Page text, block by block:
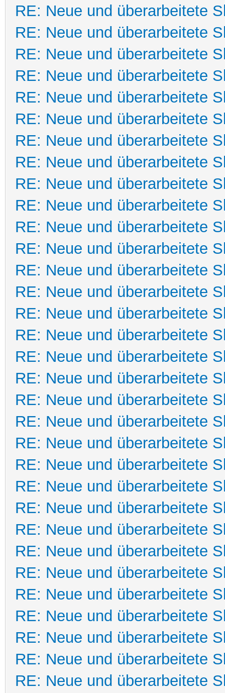
RE: Neue und überarbeitete
RE: Neue und überarbeitete
RE: Neue und überarbeitete
RE: Neue und überarbeitete
RE: Neue und überarbeitete
RE: Neue und überarbeitete
RE: Neue und überarbeitete
RE: Neue und überarbeitete
RE: Neue und überarbeitete
RE: Neue und überarbeitete
RE: Neue und überarbeitete
RE: Neue und überarbeitete
RE: Neue und überarbeitete
RE: Neue und überarbeitete
RE: Neue und überarbeitete
RE: Neue und überarbeitete
RE: Neue und überarbeitete
RE: Neue und überarbeitete
RE: Neue und überarbeitete
RE: Neue und überarbeitete
RE: Neue und überarbeitete
RE: Neue und überarbeitete
RE: Neue und überarbeitete
RE: Neue und überarbeitete
RE: Neue und überarbeitete
RE: Neue und überarbeitete
RE: Neue und überarbeitete
RE: Neue und überarbeitete
RE: Neue und überarbeitete
RE: Neue und überarbeitete
RE: Neue und überarbeitete
RE: Neue und überarbeitete